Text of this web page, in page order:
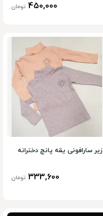
450,000 تومان
زیر سارافونی یقه پانچ دخترانه
333,600 تومان